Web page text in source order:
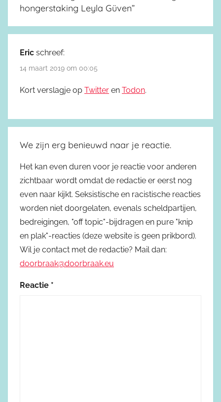
hongerstaking Leyla Güven”
Eric schreef:
14 maart 2019 om 00:05
Kort verslagje op Twitter en Todon.
We zijn erg benieuwd naar je reactie.
Het kan even duren voor je reactie voor anderen
zichtbaar wordt omdat de redactie er eerst nog
even naar kijkt. Seksistische en racistische reacties
worden niet doorgelaten, evenals scheldpartijen,
bedreigingen, "off topic"-bijdragen en pure "knip
en plak"-reacties (deze website is geen prikbord).
Wil je contact met de redactie? Mail dan:
doorbraak@doorbraak.eu
Reactie *